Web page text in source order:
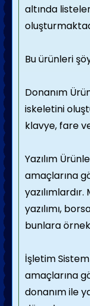
altında
Bu ürünleri
Donanım
iskeletini
klavye, fare
Yazılım
amaçlarına
yazılımı,
bunlara
İşletim
amaçlarına
donanım ile